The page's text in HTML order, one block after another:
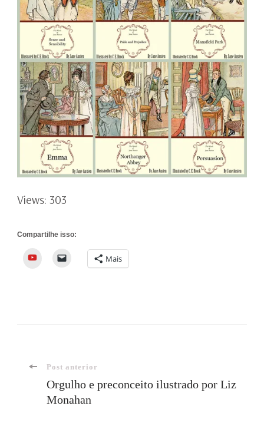
Views: 303
Compartilhe isso:
YouTube Mais
Navegação
Post anterior
Orgulho e preconceito ilustrado por Liz
Monahan